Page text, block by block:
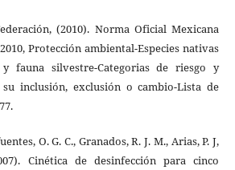
(2010). Norma Oficial Mexicana
Protección ambiental-Especies nativas
fauna silvestre-Categorias de riesgo y
su inclusión, exclusión o cambio-Lista de
O. G. C., Granados, R. J. M., Arias, P. J,
Cinética de desinfección para cinco